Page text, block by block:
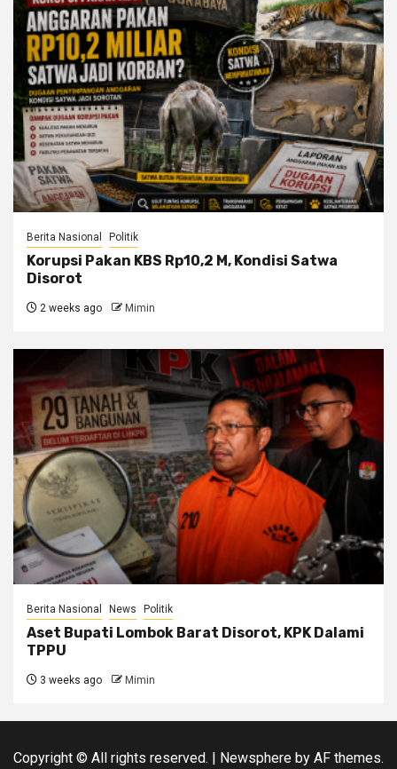
Berita Nasional Politik
Korupsi Pakan KBS Rp10,2 M, Kondisi Satwa
Disorot
2 weeks ago Mimin
Berita Nasional News Politik
Aset Bupati Lombok Barat Disorot, KPK Dalami
TPPU
3 weeks ago Mimin
Copyright © All rights reserved. | Newsphere by AF themes.